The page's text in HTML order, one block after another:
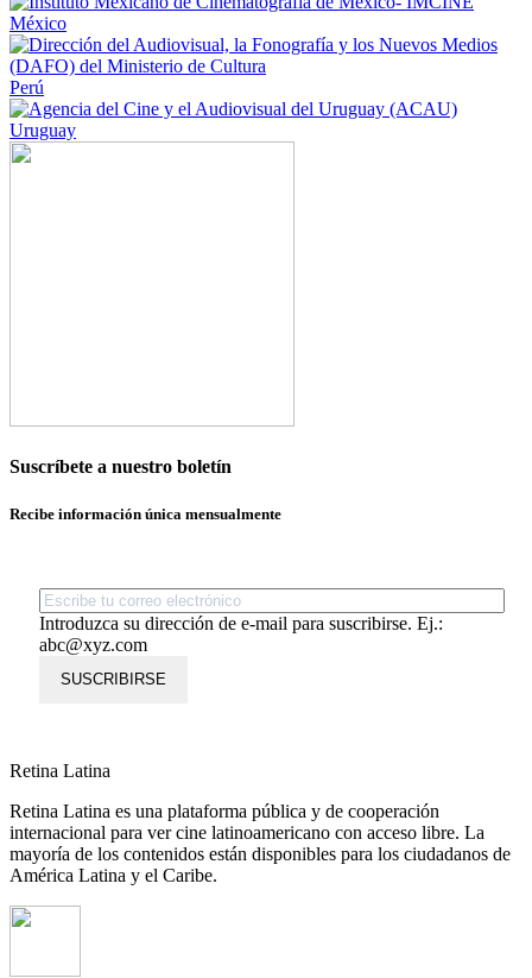
México
Perú
Uruguay
Suscríbete a nuestro boletín
Recibe información única mensualmente
Introduzca su dirección de e-mail para suscribirse. Ej.:
abc@xyz.com
SUSCRIBIRSE
Retina Latina
Retina Latina es una plataforma pública y de cooperación
internacional para ver cine latinoamericano con acceso libre. La
mayoría de los contenidos están disponibles para los ciudadanos de
América Latina y el Caribe.